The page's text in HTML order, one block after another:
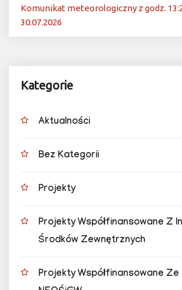
Komunikat meteorologiczny z godz.
30.07.2026
Kategorie
Aktualności
Bez Kategorii
Projekty
Projekty Współfinansowane Z
Środków Zewnętrznych
Projekty Współfinansowane